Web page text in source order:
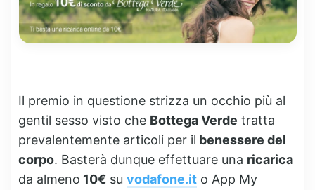
Il premio in questione strizza un occhio più al
gentil sesso visto che Bottega Verde tratta
prevalentemente articoli per il benessere del
corpo. Basterà dunque effettuare una ricarica
da almeno 10€ su vodafone.it o App My